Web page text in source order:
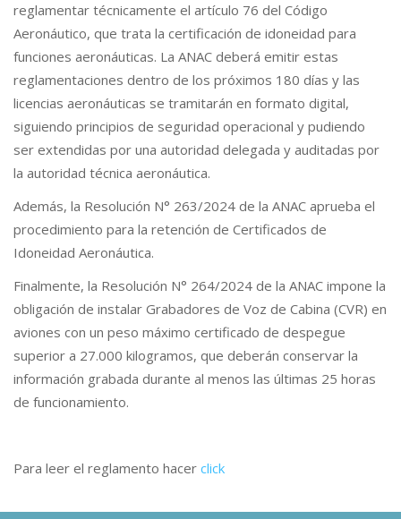
reglamentar técnicamente el artículo 76 del Código
Aeronáutico, que trata la certificación de idoneidad para
funciones aeronáuticas. La ANAC deberá emitir estas
reglamentaciones dentro de los próximos 180 días y las
licencias aeronáuticas se tramitarán en formato digital,
siguiendo principios de seguridad operacional y pudiendo
ser extendidas por una autoridad delegada y auditadas por
la autoridad técnica aeronáutica.
Además, la Resolución N° 263/2024 de la ANAC aprueba el
procedimiento para la retención de Certificados de
Idoneidad Aeronáutica.
Finalmente, la Resolución N° 264/2024 de la ANAC impone la
obligación de instalar Grabadores de Voz de Cabina (CVR) en
aviones con un peso máximo certificado de despegue
superior a 27.000 kilogramos, que deberán conservar la
información grabada durante al menos las últimas 25 horas
de funcionamiento.
Para leer el reglamento hacer click